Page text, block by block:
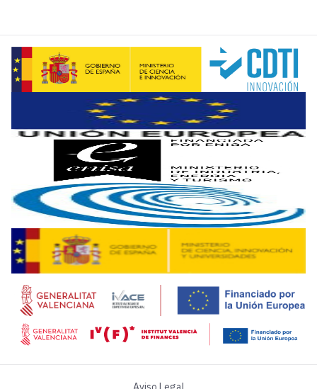
Algunas empresas están pasando de considerar al área
Las filosofías o estrategias de mantenimiento son
El objeto de este artículo no es otro que el
Volviendo a las ventajas económicas: El IIoT al ser una
El coste de compra de tecnología ya no será una excusa
A día de hoy, el estado del arte de un proyecto de